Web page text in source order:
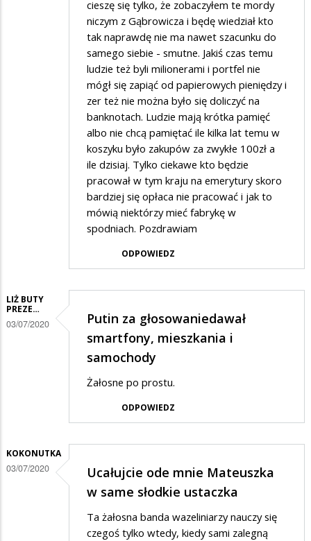
cieszę się tylko, że zobaczyłem te mordy
niczym z Gąbrowicza i będę wiedział kto
tak naprawdę nie ma nawet szacunku do
samego siebie - smutne. Jakiś czas temu
ludzie też byli milionerami i portfel nie
mógł się zapiąć od papierowych pieniędzy i
zer też nie można było się doliczyć na
banknotach. Ludzie mają krótka pamięć
albo nie chcą pamiętać ile kilka lat temu w
koszyku było zakupów za zwykłe 100zł a
ile dzisiaj. Tylko ciekawe kto będzie
pracował w tym kraju na emerytury skoro
bardziej się opłaca nie pracować i jak to
mówią niektórzy mieć fabrykę w
spodniach. Pozdrawiam
ODPOWIEDZ
LIŻ BUTY
PREZE…
03/07/2020
Putin za głosowaniedawał
smartfony, mieszkania i
samochody
Żałosne po prostu.
ODPOWIEDZ
KOKONUTKA
03/07/2020
Ucałujcie ode mnie Mateuszka
w same słodkie ustaczka
Ta żałosna banda wazeliniarzy nauczy się
czegoś tylko wtedy, kiedy sami zalegną